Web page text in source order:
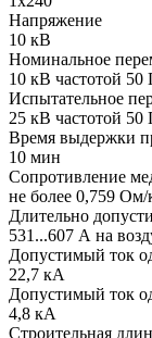
Напряжение
10 кВ
Номинальное
10 кВ частотой 50
Испытательное
25 кВ частотой 50
Время выдержки
10 мин
Сопротивление
не более 0,759
Длительно
531...607 А на
Допустимый ток
22,7 кА
Допустимый ток
4,8 кА
Строительная